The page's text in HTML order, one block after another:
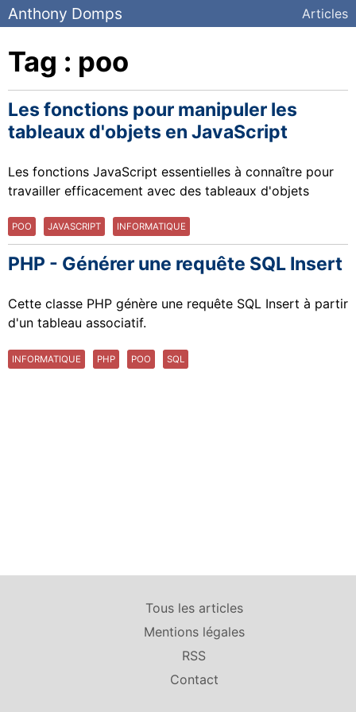
Anthony Domps Articles
Tag : poo
Les fonctions pour manipuler les
tableaux d'objets en JavaScript
Les fonctions JavaScript essentielles à connaître pour
travailler efficacement avec des tableaux d'objets
POO JAVASCRIPT INFORMATIQUE
PHP - Générer une requête SQL Insert
Cette classe PHP génère une requête SQL Insert à partir
d'un tableau associatif.
INFORMATIQUE PHP POO SQL
Tous les articles
Mentions légales
RSS
Contact